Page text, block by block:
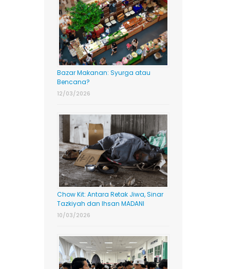
Bazar Makanan: Syurga atau
Bencana?
12/03/2026
Chow Kit: Antara Retak Jiwa, Sinar
Tazkiyah dan Ihsan MADANI
10/03/2026